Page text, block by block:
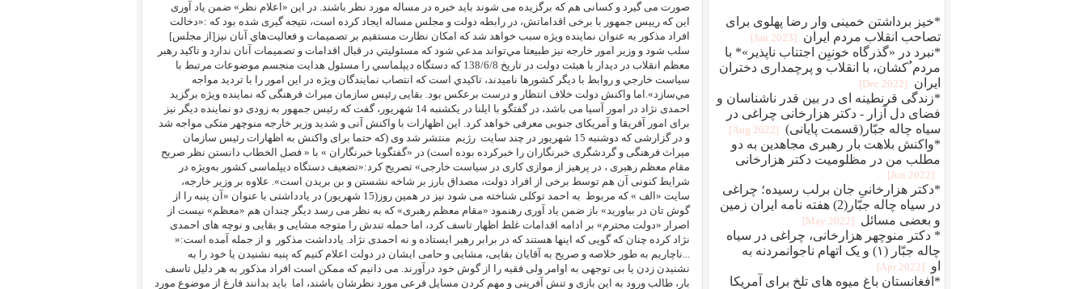
صورت می گیرد و کسانی هم که برگزیده می شوند باید خبره در مساله مورد نظر باشند. در این «اعلام نظر» ضمن یاد آوری
این که رییس جمهور با برخی اقداماتش، در رابطه دولت و مجلس مساله ایجاد کرده است، نتیجه گیری شده بود که :«دخالت
افراد مذكور به عنوان نماينده ويژه سبب خواهد شد كه امكان نظارت مستقيم بر تصميمات و فعاليت‌هاي آنان نيز[از مجلس]
سلب شود و وزير امور خارجه نيز طبيعتا مي‌تواند مدعي شود كه مسئوليتي در قبال اقدامات و تصميمات آنان ندارد و تاكيد رهبر
معظم انقلاب در ديدار با هيئت دولت در تاريخ 138/6/8 كه دستگاه ديپلماسي را مسئول هدايت منجسم موضوعات مرتبط با
سياست خارجي و روابط با ديگر كشورها ناميدند، تاكيدي است كه انتصاب نمايندگان ويژه در اين امور را با ترديد مواجه
مي‌سازد». اما واکنش دولت خلاف انتظار و درست برعکس بود. بقایی رئیس سازمان میراث فرهنگی که نماینده ویژه برگزید
احمدی نژاد در امور آسیا می باشد، در گفتگو با ایلنا در یکشنبه 14 شهریور، گفت که رئیس جمهور به زودی دو نماینده دیگر نیز
برای امور آفریقا و آمریکای جنوبی معرفی خواهد کرد. این اظهارات با واکنش آنی و شدید وزیر خارجه منوچهر متکی مواجه شد
و در گزارشی که دوشنبه 15 شهریور در چند سایت
رژیم منتشر شد وی (که حتما برای واکنش به اظهارات رئیس سازمان
میراث فرهنگی و گردشگری خبرنگاران را خبرکرده بوده است) در «گفتگوبا خبرنگاران » با « فصل الخطاب دانستن نظر صریح
مقام معظم رهبری ، در پرهیز از موازی کاری در سیاست خارجی» تصریح کرد:«تضعیف دستگاه دیپلماسی کشور به‌ویژه در
شرایط کنونی آن هم توسط برخی از افراد دولت، مصداق بارز بر شاخه نشستن و بن بریدن است». علاوه بر وزیر خارجه،
سایت «الف » که مربوط
به احمد توکلی شناخته می شود نیز در همین روز(15 شهریور) در یادداشتی با عنوان «آن پنبه را از
گوش تان در بیاورید» باز ضمن یاد آوری رهنمود «مقام معظم رهبری» که به نظر می رسد دیگر چندان هم «معظم» نیست از
اصرار «دولت محترم» بر ادامه اقدامات غلط اظهار تاسف کرد، اما حمله تندش را متوجه مشایی و بقایی و نوچه های احمدی
نژاد کرده چنان که گویی که اینها هستند که در برابر رهبر ایستاده و نه احمدی نژاد. یادداشت مذکور
و از جمله آمده است:«
...ناچاریم به طور خلاصه و صریح به آقایان بقایی، مشایی و حامی ایشان در دولت اعلام کنیم که پنبه نشنیدن یا خود را به
نشنیدن زدن یا بی توجهی به اوامر ولی فقیه را از گوش خود درآورند. می دانیم که ممکن است افراد مذکور به هر دلیل تاسف
بار، طالب ورود به این بازی و تنش آفرینی و مهم کردن مسایل فرعی مورد نظرشان باشند، اما باید بدانند فارغ از موضوع مورد
*خیز برداشتن خمینی وار رضا پهلوی برای
تصاحب انقلاب مردم ایران
[2023 Jan]
*نبرد در «گذرگاه خونیِن اجتناب ناپذیر»* با
مردم ُکشان، با انقلاب و پرچمداری دختران
ایران
[2022 Dec]
*زندگی قرنطینه ای در بین قدر ناشناسان و
فضای دل آزار - دکتر هزارخانی چراغی در
سیاه چاله جبّار(قسمت پایانی)
[2022 Aug]
*واکنش بلاهت بار رهبری مجاهدین به دو
مطلب من در مظلومیت دکتر هزارخانی
[2022 Jun]
*دکتر هزارخانیِ جان برلب رسیده؛ چراغی
در سیاه چاله جبّار(2) هفته نامه ایران زمین
و بعضی مسائل
[2022 May]
* دکتر منوچهر هزارخانی، چراغی در سیاه
چاله جبّار (۱) و یک اتهام ناجوانمردنه به
او
[2022 Apr]
*افغانستان باغ میوه های تلخ برای آمریکا